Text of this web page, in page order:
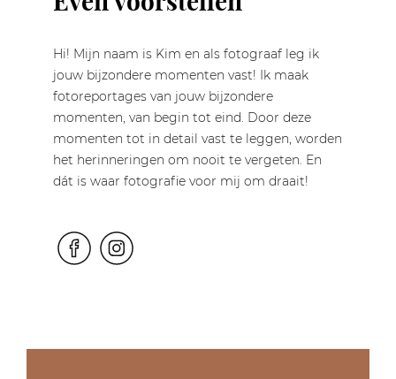
Hi! Mijn naam is Kim en als fotograaf leg ik
jouw bijzondere momenten vast! Ik maak
fotoreportages van jouw bijzondere
momenten, van begin tot eind. Door deze
momenten tot in detail vast te leggen, worden
het herinneringen om nooit te vergeten. En
dát is waar fotografie voor mij om draait!